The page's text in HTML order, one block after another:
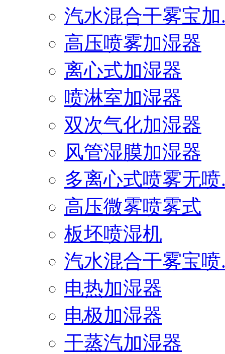
汽水混合干雾宝加
高压喷雾加湿器
离心式加湿器
喷淋室加湿器
双次气化加湿器
风管湿膜加湿器
多离心式喷雾无喷
高压微雾喷雾式
板坯喷湿机
汽水混合干雾宝喷
电热加湿器
电极加湿器
干蒸汽加湿器